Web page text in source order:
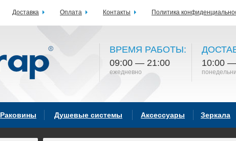
ВРЕМЯ РАБОТЫ:
09:00 — 21:00
ежедневно
10:00
Раковины Душевые системы Аксессуары Зеркала
Доставка Оплата Контакты Политика